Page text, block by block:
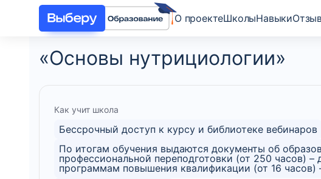
О проектеШколыНавыки
«Основы нутрициологии»
Как учит школа
Бессрочный доступ к курсу и библиотеке вебинаров
По итогам обучения выдаются документы об
профессиональной переподготовки (от 250 часов)
программам повышения квалификации (от 16